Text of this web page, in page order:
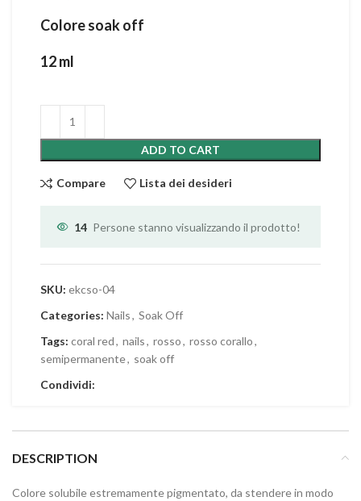
Colore soak off
12 ml
ADD TO CART
Compare Lista dei desideri
14 Persone stanno visualizzando il prodotto!
SKU: ekcso-04
Categories: Nails, Soak Off
Tags: coral red, nails, rosso, rosso corallo,
semipermanente, soak off
Condividi:
DESCRIPTION
Colore solubile estremamente pigmentato, da stendere in modo